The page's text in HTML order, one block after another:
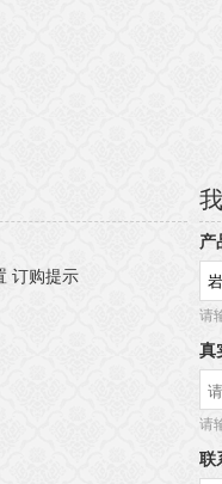
订购提示
产
请
真
请
联